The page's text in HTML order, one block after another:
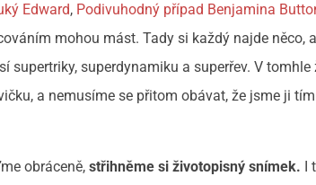
Edward, Podivuhodný případ Benjamina
mohou mást. Tady si každý najde něco,
supertriky, superdynamiku a superřev. V
a nemusíme se přitom obávat, že jsme ji
obráceně,střihněme si životopisný snímek. I